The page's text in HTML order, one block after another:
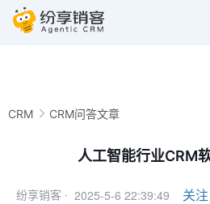
CRM CRM问答文章
人工智能行业CRM
纷享销客 · 2025-5-6 22:39:49 关注